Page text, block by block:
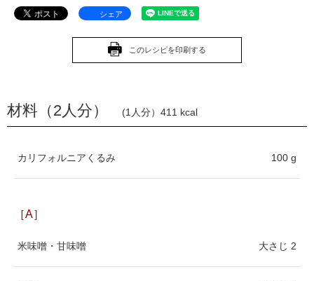
シェア
このレシピを印刷する
材料（2人分） (1人分）411 kcal
カリフォルニアくるみ 100 g
［A］
米味噌・甘味噌 大さじ 2